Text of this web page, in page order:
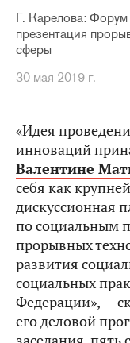
Г. Карелова:
презентация
сферы
30 мая 2019 г.
«Идея
инноваций
Валентине
себя как
дискуссионная
по социальным
прорывных
развития
социальных
Федерации», —
его деловой